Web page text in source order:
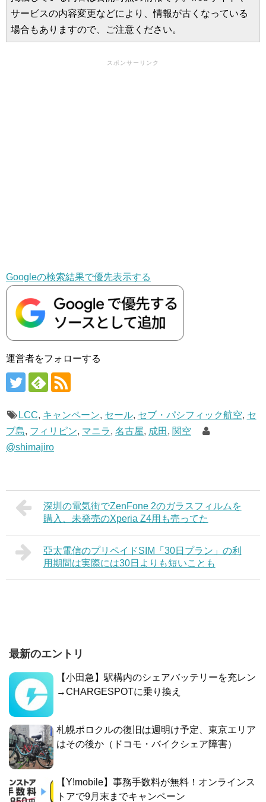
サービスの内容変更などにより、情報が古くなっている
場合もありますので、ご注意ください。
スポンサーリンク
Googleの検索結果で優先表示する
運営者をフォローする
LCC, キャンペーン, セール, セブ・パシフィック航空, セ
ブ島, フィリピン, マニラ, 名古屋, 成田 , 関空
@shimajiro
深圳の電気街でZenFone 2のガラスフィルムを
購入、未発売のXperia Z4用も売ってた
亞太電信のプリペイドSIM「30日プラン」の利
用期間は実際には30日よりも短いことも
最新のエントリ
【小田急】駅構内のシェアバッテリーを充レン
→CHARGESPOTに乗り換え
札幌ポロクルの復旧は週明け予定、東京エリア
はその後か（ドコモ・バイクシェア障害）
【Y!mobile】事務手数料が無料！オンラインス
トアで9月末までキャンペーン